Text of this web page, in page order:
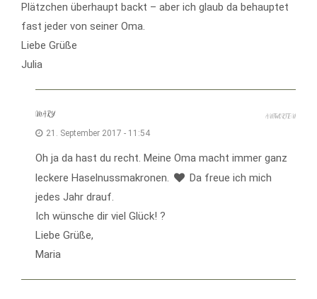
Plätzchen überhaupt backt – aber ich glaub da behauptet
fast jeder von seiner Oma.
Liebe Grüße
Julia
MARY
21. September 2017 - 11:54
Oh ja da hast du recht. Meine Oma macht immer ganz
leckere Haselnussmakronen.
Da freue ich mich
jedes Jahr drauf.
Ich wünsche dir viel Glück! ?
Liebe Grüße,
Maria
ANTWORTEN